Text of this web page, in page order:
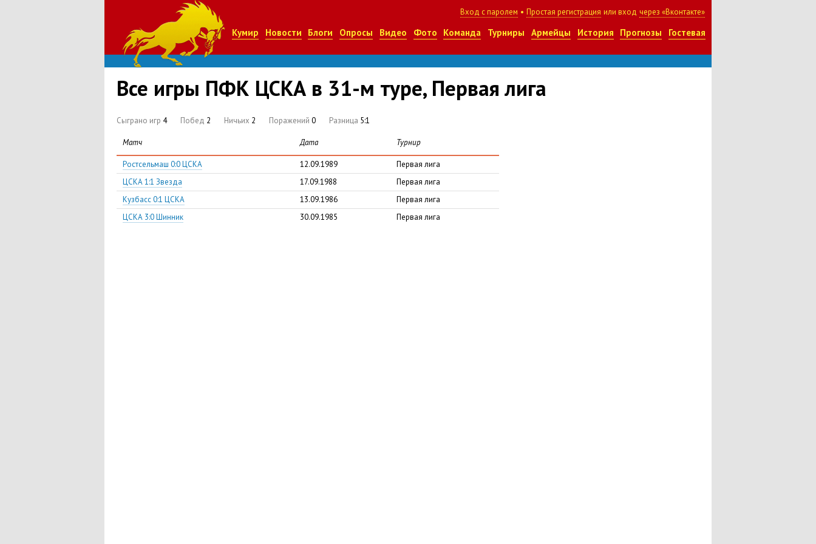
Вход с паролем • Простая регистрация или вход через «Вконтакте»
Кумир Новости Блоги Опросы Видео Фото Команда Турниры Армейцы История Прогнозы Гостевая
Все игры ПФК ЦСКА в 31-м туре, Первая лига
Сыграно игр 4 Побед 2 Ничьих 2 Поражений 0 Разница 5:1
Матч Дата Турнир
Ростсельмаш 0:0 ЦСКА 12.09.1989
Первая лига
ЦСКА 1:1 Звезда
17.09.1988
Первая лига
Кузбасс 0:1 ЦСКА
13.09.1986
Первая лига
ЦСКА 3:0 Шинник
30.09.1985 Первая лига